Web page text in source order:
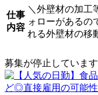
仕事
内容
＼外壁材の加工
ォローがあるの
れる外壁材の移
募集が停止しています